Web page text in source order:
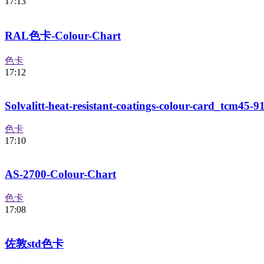
RAL色卡-Colour-Chart
色卡
17:12
Solvalitt-heat-resistant-coatings-colour-card_tcm45-
色卡
17:10
AS-2700-Colour-Chart
色卡
17:08
佐敦std色卡